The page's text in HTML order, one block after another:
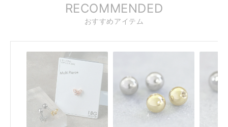
RECOMMENDED
おすすめアイテム